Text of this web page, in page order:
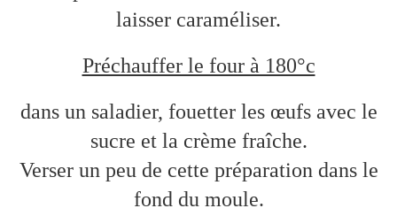
laisser caraméliser.
Préchauffer le four à 180°c
dans un saladier, fouetter les œufs avec le
sucre et la crème fraîche.
Verser un peu de cette préparation dans le
fond du moule.